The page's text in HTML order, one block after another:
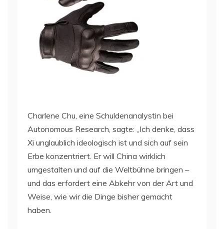
Charlene Chu, eine Schuldenanalystin bei
Autonomous Research, sagte: „Ich denke, dass
Xi unglaublich ideologisch ist und sich auf sein
Erbe konzentriert. Er will China wirklich
umgestalten und auf die Weltbühne bringen –
und das erfordert eine Abkehr von der Art und
Weise, wie wir die Dinge bisher gemacht
haben.